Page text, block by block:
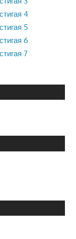
4
5
6
7